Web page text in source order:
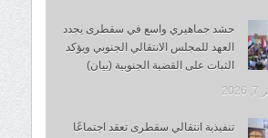
حشد جماهيري واسع في سقطرى يجدد
العهد للمجلس الانتقالي الجنوبي ويؤكد
الثبات على القضية الجنوبية (بيان)
تنفيذية انتقالي سقطرى تعقد اجتماعًا